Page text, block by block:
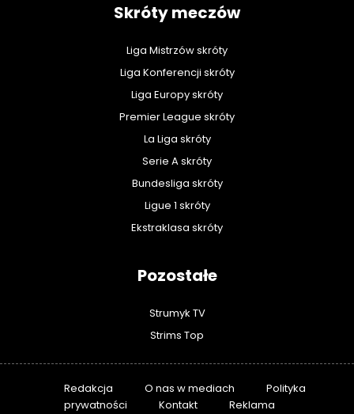
Skróty meczów
Liga Mistrzów skróty
Liga Konferencji skróty
Liga Europy skróty
Premier League skróty
La Liga skróty
Serie A skróty
Bundesliga skróty
Ligue 1 skróty
Ekstraklasa skróty
Pozostałe
Strumyk TV
Strims Top
Redakcja O nas w mediach
Polityka
prywatności
Kontakt Reklama